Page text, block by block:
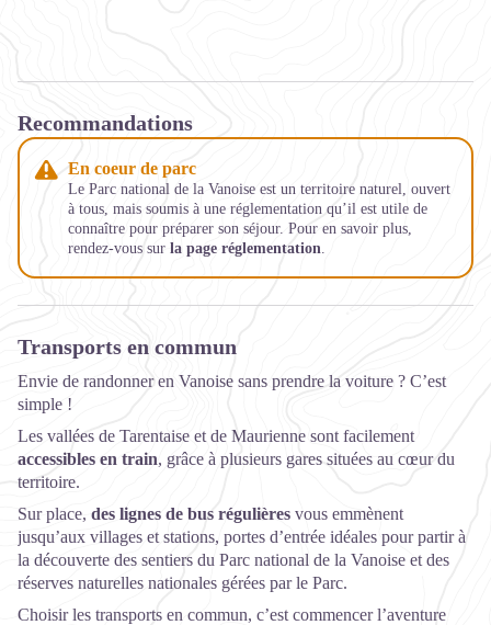
Recommandations
En coeur de parc
Le Parc national de la Vanoise est un territoire naturel, ouvert
à tous, mais soumis à une réglementation qu’il est utile de
connaître pour préparer son séjour. Pour en savoir plus,
rendez-vous sur la page réglementation
Transports en commun
Envie de randonner en Vanoise sans prendre la voiture ? C’est
simple !
Les vallées de Tarentaise et de Maurienne sont facilement
accessibles en train, grâce à plusieurs gares situées au cœur du
territoire.
Sur place, des lignes de bus régulières vous emmènent
jusqu’aux villages et stations, portes d’entrée idéales pour partir à
la découverte des sentiers du Parc national de la Vanoise et des
réserves naturelles nationales gérées par le Parc.
Choisir les transports en commun, c’est commencer l’aventure